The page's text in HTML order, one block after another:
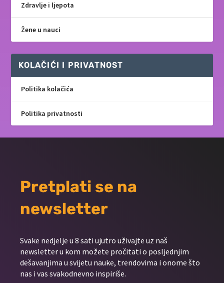
Zdravlje i ljepota
Žene u nauci
KOLAČIĆI I PRIVATNOST
Politika kolačića
Politika privatnosti
Pretplati se na
newsletter
Svake nedjelje u 8 sati ujutro uživajte uz naš
newsletter u kom možete pročitati o posljednjim
dešavanjima u svijetu nauke, trendovima i onome što
nas i vas svakodnevno inspiriše.